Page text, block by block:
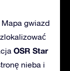
Mapa gwiazd
OSR Star
nieba i